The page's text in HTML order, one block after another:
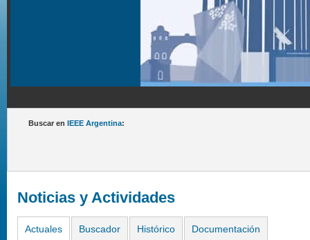
Buscar en IEEE Argentina:
Noticias y Actividades
Actuales Buscador Histórico Documentación